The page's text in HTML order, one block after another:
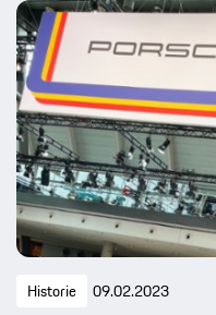
Historie 09.02.2023